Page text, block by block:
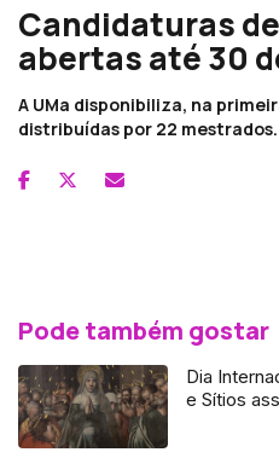
Candidaturas
abertas até 30
A UMa disponibiliza, na
distribuídas por 22 mestrados.
Pode também gostar
Dia
e Sítios